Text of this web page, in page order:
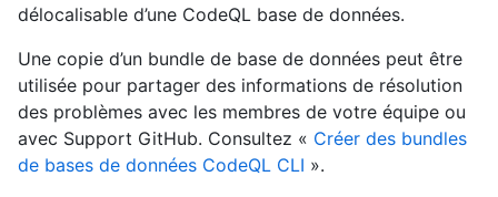
délocalisable d’une CodeQL base de données.
Une copie d’un bundle de base de données peut être
utilisée pour partager des informations de résolution
des problèmes avec les membres de votre équipe ou
avec Support GitHub. Consultez « Créer des bundles
de bases de données CodeQL CLI ».